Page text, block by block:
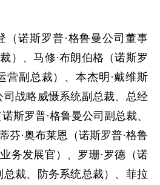
（诺斯罗普·格鲁曼公司董事
）、马修·布朗伯格（诺斯罗
营副总裁）、本杰明·戴维斯
司战略威慑系统副总裁、总经
斯罗普·格鲁曼公司副总裁、
芬·奥布莱恩（诺斯罗普·格鲁
务发展官）、罗珊·罗德（诺
总裁、防务系统总裁）、菲拉